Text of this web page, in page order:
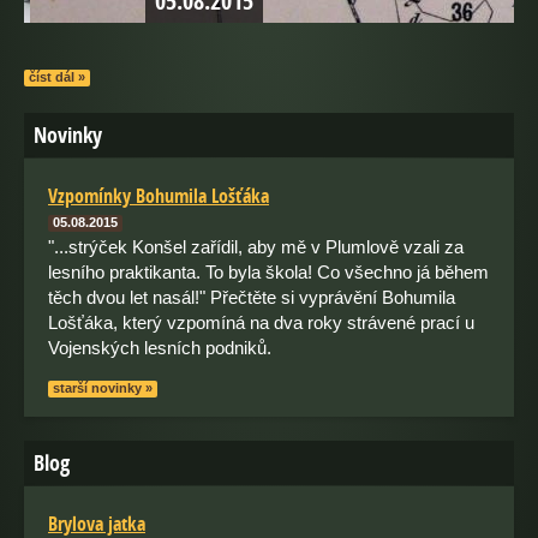
číst dál »
Novinky
Vzpomínky Bohumila Lošťáka
05.08.2015
"...strýček Konšel zařídil, aby mě v Plumlově vzali za
lesního praktikanta. To byla škola! Co všechno já během
těch dvou let nasál!" Přečtěte si vyprávění Bohumila
Lošťáka, který vzpomíná na dva roky strávené prací u
Vojenských lesních podniků.
starší novinky »
Blog
Brylova jatka